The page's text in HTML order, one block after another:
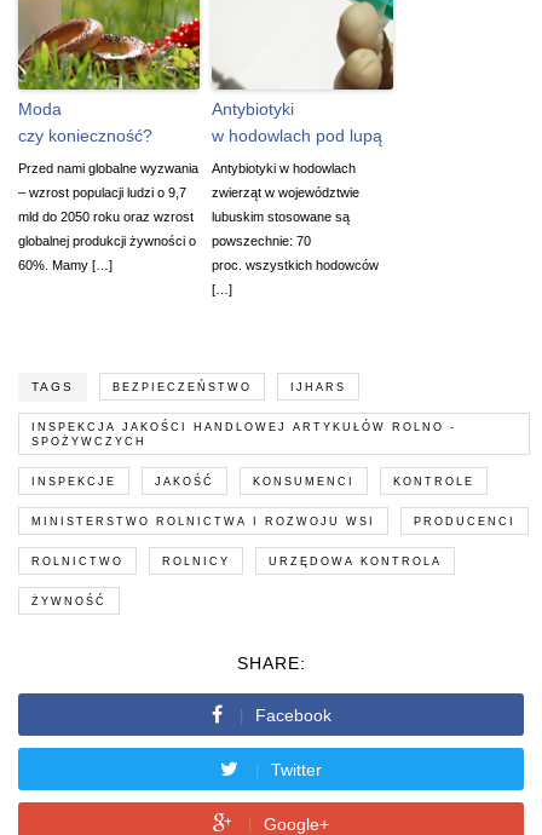
Moda
czy konieczność?
Przed nami globalne wyzwania
– wzrost populacji ludzi o 9,7
mld do 2050 roku oraz wzrost
globalnej produkcji żywności o
60%. Mamy […]
Antybiotyki
w hodowlach pod lupą
Antybiotyki w hodowlach
zwierząt w województwie
lubuskim stosowane są
powszechnie: 70
proc. wszystkich hodowców
[…]
TAGS BEZPIECZEŃSTWO IJHARS
INSPEKCJA JAKOŚCI HANDLOWEJ ARTYKUŁÓW ROLNO -
SPOŻYWCZYCH
INSPEKCJE JAKOŚĆ KONSUMENCI KONTROLE
MINISTERSTWO ROLNICTWA I ROZWOJU WSI PRODUCENCI
ROLNICTWO ROLNICY URZĘDOWA KONTROLA
ŻYWNOŚĆ
SHARE:
Facebook
Twitter
Google+